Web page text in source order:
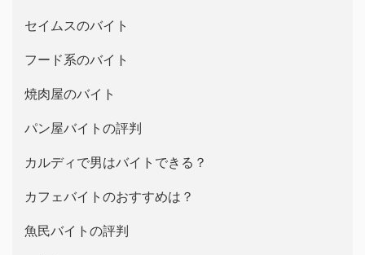
セイムスのバイト
フード系のバイト
焼肉屋のバイト
パン屋バイトの評判
カルディで男はバイトできる？
カフェバイトのおすすめは？
魚民バイトの評判